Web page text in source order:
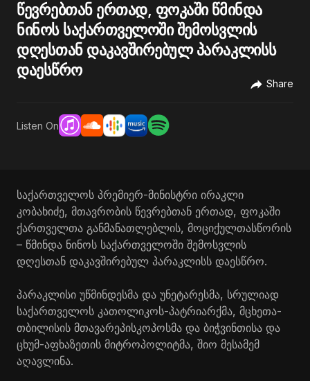
წევრებთან ერთად, ფოკაში წმინდა
ნინოს საქართველოში შემოსვლის
დღესთან დაკავშირებულ პარაკლისს
დაესწრო
Share
Listen On
საქართველოს პრემიერ-მინისტრი ირაკლი
კობახიძე, მთავრობის წევრებთან ერთად, ფოკაში
ქართველთა განმანათლებლის, მოციქულთასწორის
– წმინდა ნინოს საქართველოში შემოსვლის
დღესთან დაკავშირებულ პარაკლისს დაესწრო.
პარაკლისი უწმინდესმა და უნეტარესმა, სრულიად
საქართველოს კათოლიკოს-პატრიარქმა, მცხეთა-
თბილისის მთავარეპისკოპოსმა და ბიჭვინთისა და
ცხუმ-აფხაზეთის მიტროპოლიტმა, შიო მესამემ
აღავლინა.